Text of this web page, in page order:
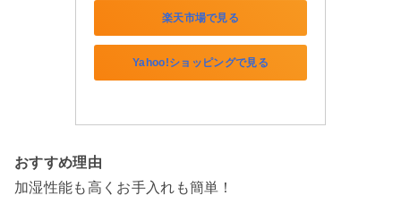
楽天市場で見る
Yahoo!ショッピングで見る
おすすめ理由
加湿性能も高くお手入れも簡単！